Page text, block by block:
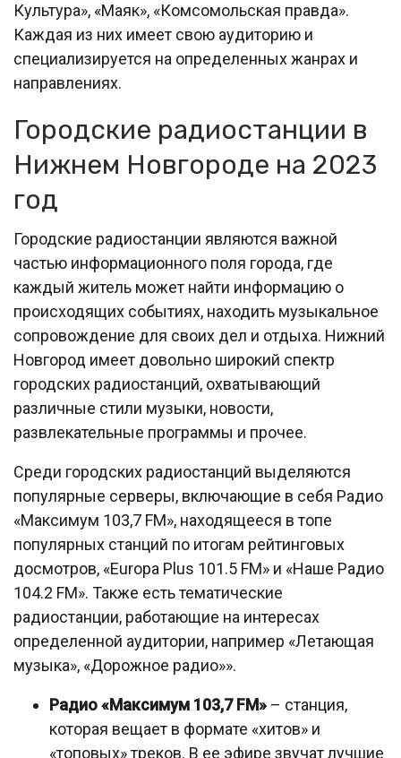
Культура», «Маяк», «Комсомольская правда».
Каждая из них имеет свою аудиторию и
специализируется на определенных жанрах и
направлениях.
Городские радиостанции в
Нижнем Новгороде на 2023
год
Городские радиостанции являются важной
частью информационного поля города, где
каждый житель может найти информацию о
происходящих событиях, находить музыкальное
сопровождение для своих дел и отдыха. Нижний
Новгород имеет довольно широкий спектр
городских радиостанций, охватывающий
различные стили музыки, новости,
развлекательные программы и прочее.
Среди городских радиостанций выделяются
популярные серверы, включающие в себя Радио
«Максимум 103,7 FM», находящееся в топе
популярных станций по итогам рейтинговых
досмотров, «Europa Plus 101.5 FM» и «Наше Радио
104.2 FM». Также есть тематические
радиостанции, работающие на интересах
определенной аудитории, например «Летающая
музыка», «Дорожное радио»».
Радио «Максимум 103,7 FM» – станция,
которая вещает в формате «хитов» и
«топовых» треков. В ее эфире звучат лучшие